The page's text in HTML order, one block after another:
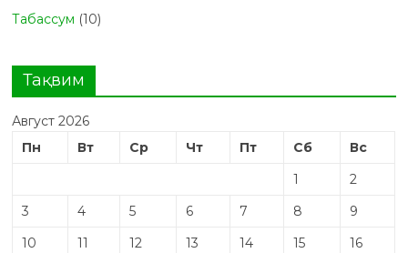
Табасcум (10)
Тақвим
Август 2026
Пн
Вт Ср Чт Пт Сб
Вс
1
2
3
4 5 6 7 8
9
10
11 12 13 14 15
16